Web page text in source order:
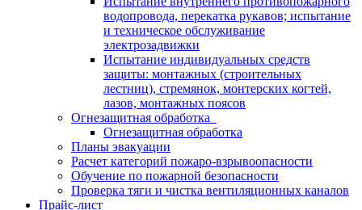
водопровода, перекатка рукавов; испытание
и техническое обслуживание
электрозадвижки
Испытание индивидуальных средств
защиты: монтажных (строительных
лестниц), стремянок, монтерских когтей,
лазов, монтажных поясов
Огнезащитная обработка
Огнезащитная обработка
Планы эвакуации
Расчет категорий пожаро-взрывоопасности
Обучение по пожарной безопасности
Проверка тяги и чистка вентиляционных каналов
Прайс-лист